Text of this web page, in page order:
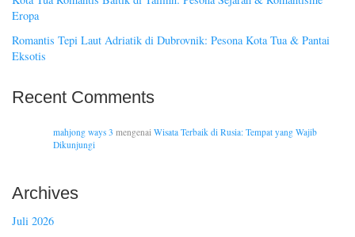
Eropa
Romantis Tepi Laut Adriatik di Dubrovnik: Pesona Kota Tua & Pantai
Eksotis
Recent Comments
mahjong ways 3 mengenai Wisata Terbaik di Rusia: Tempat yang Wajib
Dikunjungi
Archives
Juli 2026